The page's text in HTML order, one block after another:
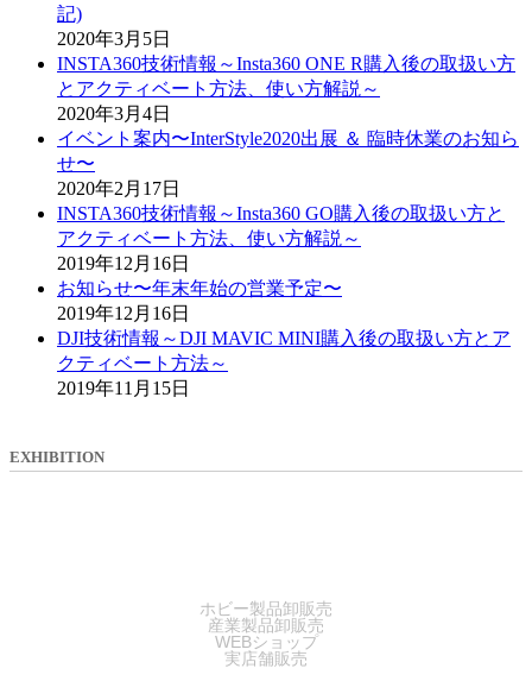
記)
2020年3月5日
INSTA360技術情報～Insta360 ONE R購入後の取扱い方
とアクティベート方法、使い方解説～
2020年3月4日
イベント案内〜InterStyle2020出展 ＆ 臨時休業のお知ら
せ〜
2020年2月17日
INSTA360技術情報～Insta360 GO購入後の取扱い方と
アクティベート方法、使い方解説～
2019年12月16日
お知らせ〜年末年始の営業予定〜
2019年12月16日
DJI技術情報～DJI MAVIC MINI購入後の取扱い方とア
クティベート方法～
2019年11月15日
EXHIBITION
ホビー製品卸販売
産業製品卸販売
WEBショップ
実店舗販売